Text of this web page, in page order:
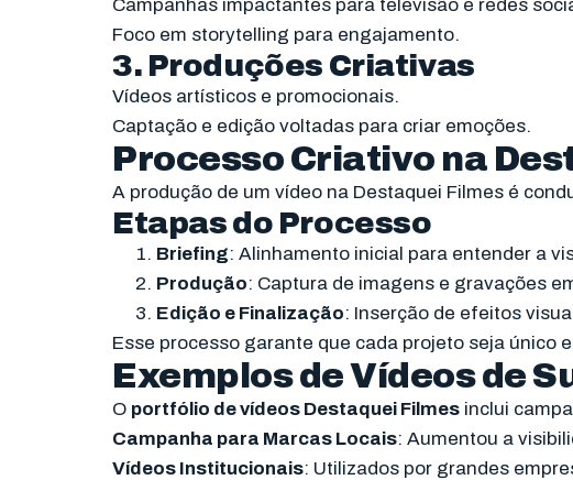
Campanhas impactantes para televisão e redes
Foco em storytelling para engajamento.
3. Produções Criativas
Vídeos artísticos e promocionais.
Captação e edição voltadas para criar emoções.
Processo Criativo na
A produção de um vídeo na Destaquei Filmes é
Etapas do Processo
Briefing: Alinhamento inicial para entender a
Produção: Captura de imagens e gravações
Edição e Finalização: Inserção de efeitos
Esse processo garante que cada projeto seja único
Exemplos de Vídeos de
O portfólio de vídeos Destaquei Filmes inclui
Campanha para Marcas Locais: Aumentou a
Vídeos Institucionais: Utilizados por grandes